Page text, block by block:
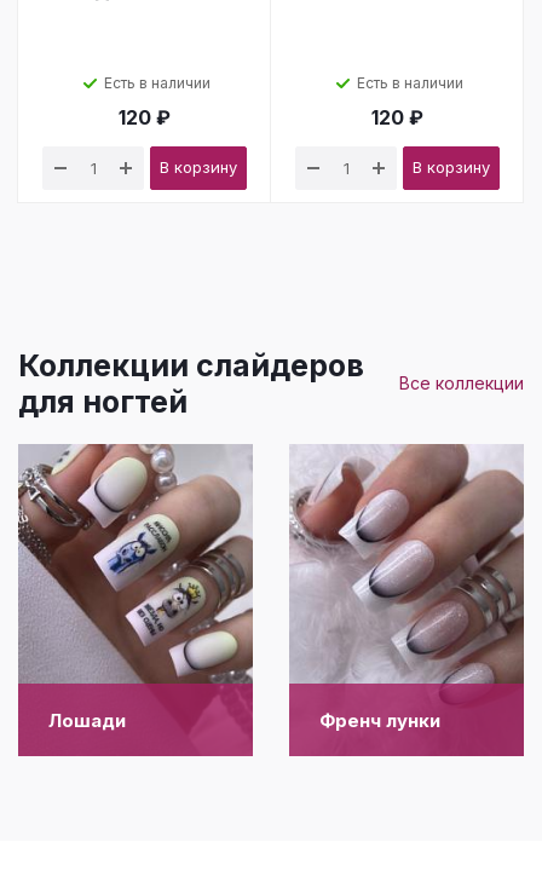
Есть в наличии
120 ₽
В корзину
Есть в наличии
120 ₽
В корзину
Коллекции слайдеров
для ногтей
Все коллекции
Лошади Френч лунки